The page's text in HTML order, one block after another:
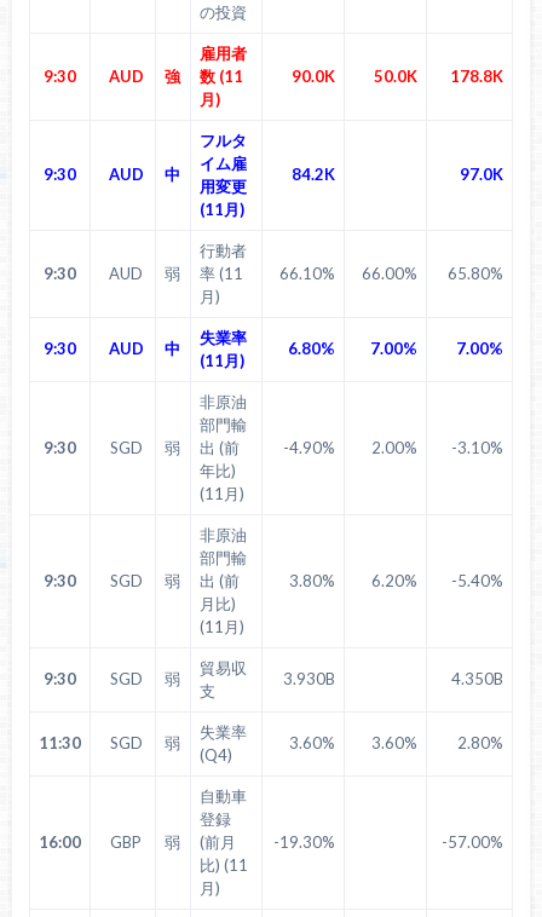
の投資
9:30 AUD 強
雇用者
数 (11
月)
90.0K 50.0K 178.8K
9:30 AUD 中
フルタ
イム雇
用変更
(11月)
84.2K 97.0K
9:30 AUD 弱
行動者
率 (11
月)
66.10% 66.00% 65.80%
9:30 AUD 中
失業率
(11月)
6.80% 7.00% 7.00%
9:30 SGD 弱
非原油
部門輸
出 (前
年比)
(11月)
-4.90% 2.00% -3.10%
9:30 SGD 弱
非原油
部門輸
出 (前
月比)
(11月)
3.80% 6.20% -5.40%
9:30 SGD 弱
貿易収
支
3.930B 4.350B
11:30 SGD 弱
失業率
(Q4)
3.60% 3.60% 2.80%
16:00 GBP 弱
自動車
登録
(前月
比) (11
月)
-19.30% -57.00%